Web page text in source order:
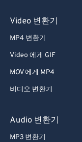
Video 변환기
MP4 변환기
Video 에게 GIF
MOV 에게 MP4
비디오 변환기
Audio 변환기
MP3 변환기